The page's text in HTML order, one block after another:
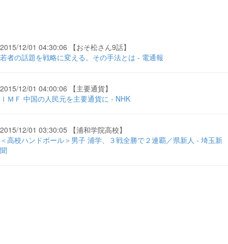
2015/12/01 04:30:06 【おそ松さん9話】
若者の話題を戦略に変える。その手法とは - 電通報
2015/12/01 04:00:06 【主要通貨】
ＩＭＦ 中国の人民元を主要通貨に - NHK
2015/12/01 03:30:05 【浦和学院高校】
＜高校ハンドボール＞男子 浦学、３戦全勝で２連覇／県新人 - 埼玉新
聞